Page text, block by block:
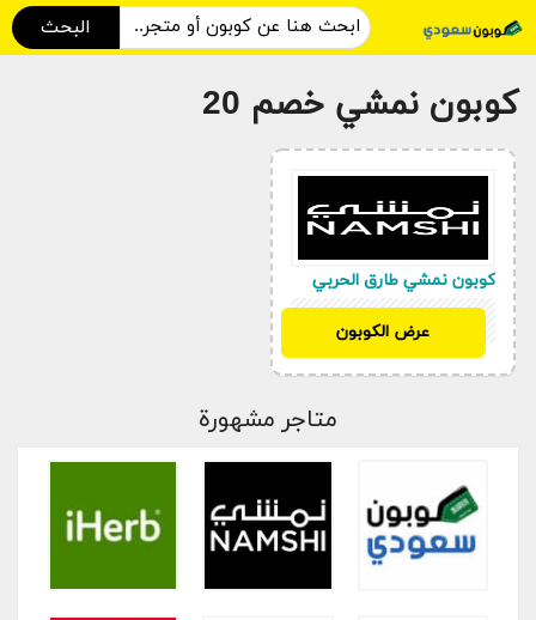
البحث
كوبون نمشي خصم 20
كوبون نمشي طارق الحربي
عرض الكوبون
متاجر مشهورة